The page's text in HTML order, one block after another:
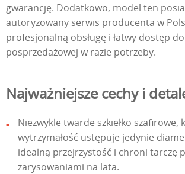
gwarancję. Dodatkowo, model ten
autoryzowany serwis producenta w
profesjonalną obsługę i łatwy dostęp
posprzedażowej w razie potrzeby.
Najważniejsze cechy i
Niezwykle twarde szkiełko szafirowe,
wytrzymałość ustępuje jedynie
idealną przejrzystość i chroni tarczę
zarysowaniami na lata.